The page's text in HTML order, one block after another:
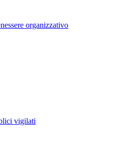
organizzativo
vigilati